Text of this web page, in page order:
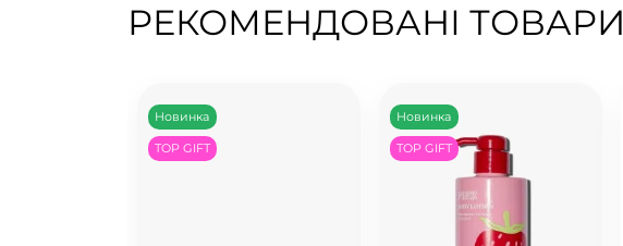
РЕКОМЕНДОВАНІ ТОВАРИ
Новинка
TOP GIFT
Новинка
TOP GIFT